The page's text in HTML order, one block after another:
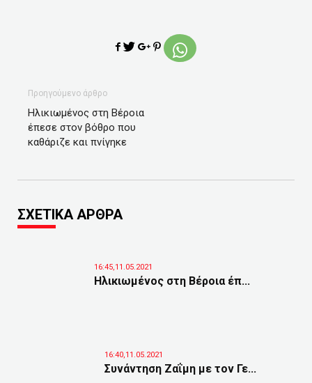
Προηγούμενο άρθρο
Ηλικιωμένος στη Βέροια
έπεσε στον βόθρο που
καθάριζε και πνίγηκε
ΣΧΕΤΙΚΑ ΑΡΘΡΑ
16:45,11.05.2021
Ηλικιωμένος στη Βέροια έπ...
16:40,11.05.2021
Συνάντηση Ζαΐμη με τον Γε...